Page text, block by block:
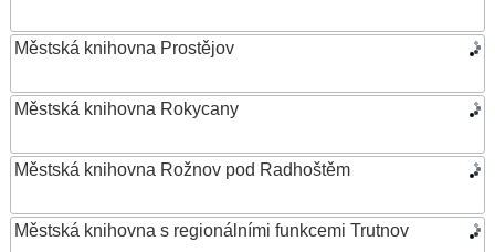
Městská knihovna Prostějov
Městská knihovna Rokycany
Městská knihovna Rožnov pod Radhoštěm
Městská knihovna s regionálními funkcemi Trutnov